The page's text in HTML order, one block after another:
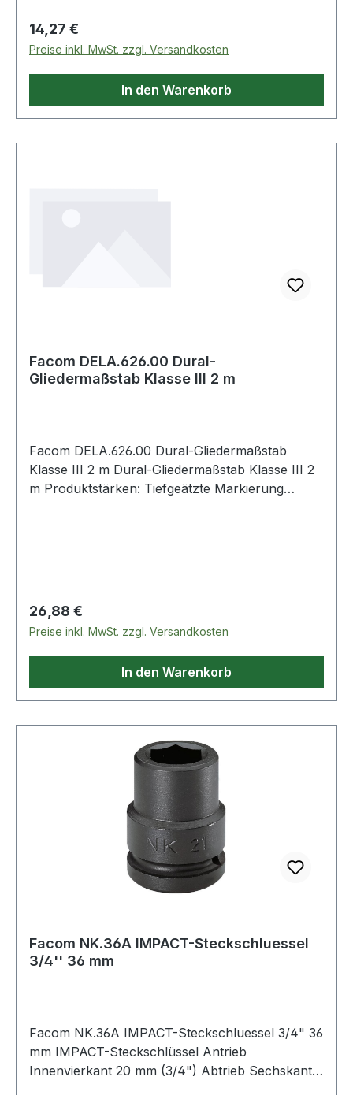
Regulärer Preis:
14,27 €
Preise inkl. MwSt. zzgl. Versandkosten
In den Warenkorb
Facom DELA.626.00 Dural-
Gliedermaßstab Klasse III 2 m
Facom DELA.626.00 Dural-Gliedermaßstab
Klasse III 2 m Dural-Gliedermaßstab Klasse III 2
m Produktstärken: Tiefgeätzte Markierung
Regulärer Preis:
26,88 €
Preise inkl. MwSt. zzgl. Versandkosten
In den Warenkorb
Facom NK.36A IMPACT-Steckschluessel
3/4'' 36 mm
Facom NK.36A IMPACT-Steckschluessel 3/4" 36
mm IMPACT-Steckschlüssel Antrieb
Innenvierkant 20 mm (3/4") Abtrieb Sechskant-